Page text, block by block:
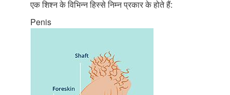
एक शिश्न के विभिन्न हिस्से निम्न प्रकार के होते हैं:
Penis